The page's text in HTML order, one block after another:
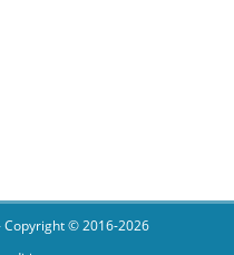
Copyright © 2016-2026